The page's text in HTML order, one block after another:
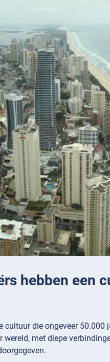
hebben een
cultuur die ongeveer
met diepe